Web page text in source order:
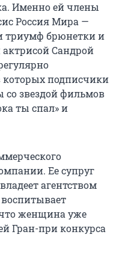
Именно ей члены
Россия Мира —
триумф брюнетки и
Сандрой
подписчики
звездой фильмов
ты спал» и
Ее супруг
агентством
женщина уже
Гран-при конкурса